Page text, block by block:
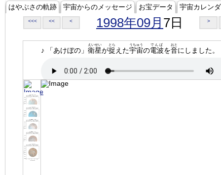
はやぶさの軌跡 宇宙からのメッセージ お宝データ 宇宙カレン
<<< << < 1998年09月 7日 >
♪ 「あけぼの」 衛星
えいせい
が捉
とら
えた宇宙
うちゅう
の電波
でんぱ
を音
おと
にしました。